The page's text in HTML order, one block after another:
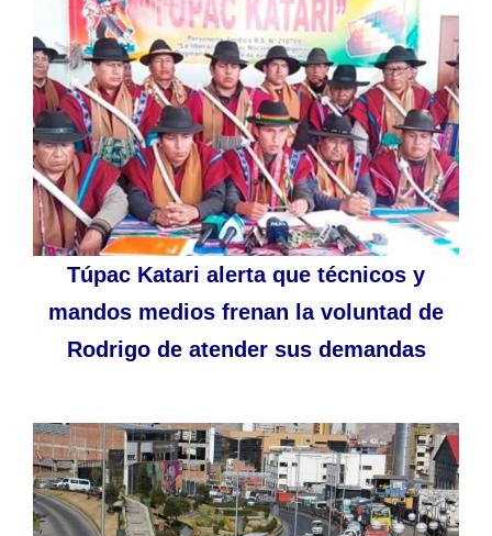
Túpac Katari alerta que técnicos y
mandos medios frenan la voluntad de
Rodrigo de atender sus demandas